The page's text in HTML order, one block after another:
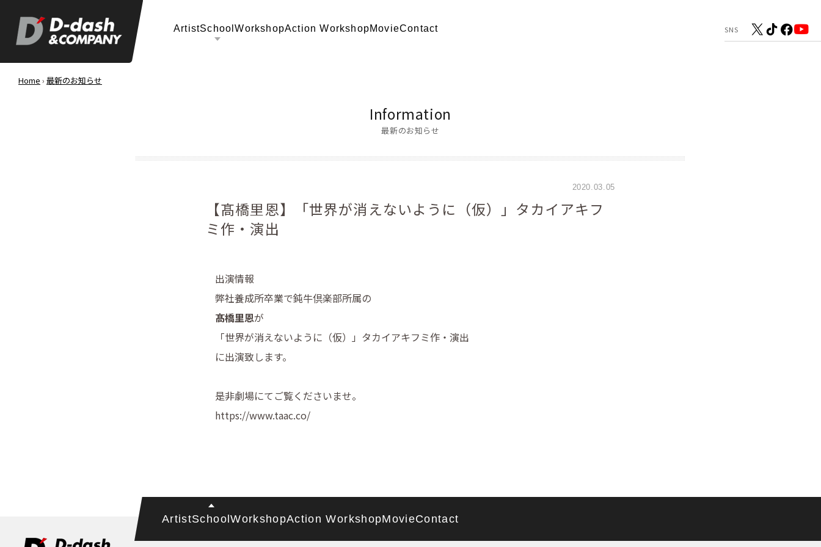
ArtistSchoolWorkshopAction WorkshopMovieContact
Home › 最新のお知らせ
Information
最新のお知らせ
2020.03.05
【髙橋里恩】「世界が消えないように（仮）」タカイアキフ
ミ作・演出
出演情報
弊社養成所卒業で鈍牛倶楽部所属の
髙橋里恩が
「世界が消えないように（仮）」タカイアキフミ作・演出
に出演致します。
是非劇場にてご覧くださいませ。
https://www.taac.co/
ArtistSchoolWorkshopAction WorkshopMovieContact